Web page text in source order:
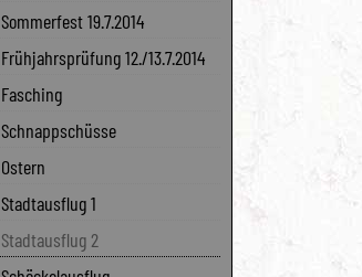
Sommerfest 19.7.2014
Frühjahrsprüfung 12./13.7.2014
Fasching
Schnappschüsse
Ostern
Stadtausflug 1
Stadtausflug 2